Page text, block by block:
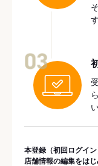
本登録（初回ログイン
店舗情報の編集をは